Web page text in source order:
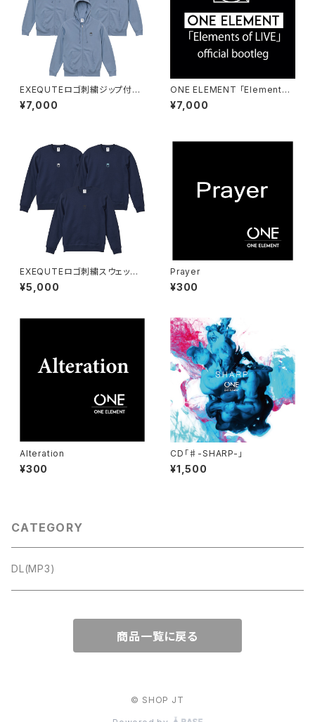
EXEQUTEロゴ刺繍ジップ付パ
ーカーアシッドブルー
¥7,000
ONE ELEMENT 「Elements
of LIVE」official bootleg 5
movie SET
¥7,000
EXEQUTEロゴ刺繍スウェット
インディゴ
¥5,000
Prayer
¥300
Alteration
¥300
CD「♯-SHARP-」
¥1,500
CATEGORY
DL(MP3)
商品一覧に戻る
© SHOP JT